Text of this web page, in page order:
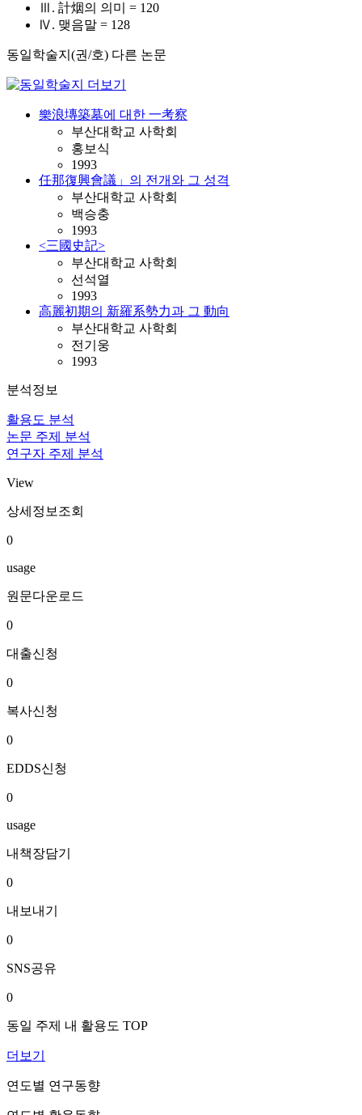
Ⅲ. 計烟의 의미 = 120
Ⅳ. 맺음말 = 128
동일학술지(권/호) 다른 논문
樂浪塼築墓에 대한 一考察
부산대학교 사학회
홍보식
1993
任那復興會議」의 전개와 그 성격
부산대학교 사학회
백승충
1993
<三國史記>
부산대학교 사학회
선석열
1993
高麗初期의 新羅系勢力과 그 動向
부산대학교 사학회
전기웅
1993
분석정보
활용도 분석
논문 주제 분석
연구자 주제 분석
View
상세정보조회
0
usage
원문다운로드
0
대출신청
0
복사신청
0
EDDS신청
0
usage
내책장담기
0
내보내기
0
SNS공유
0
동일 주제 내 활용도 TOP
더보기
연도별 연구동향